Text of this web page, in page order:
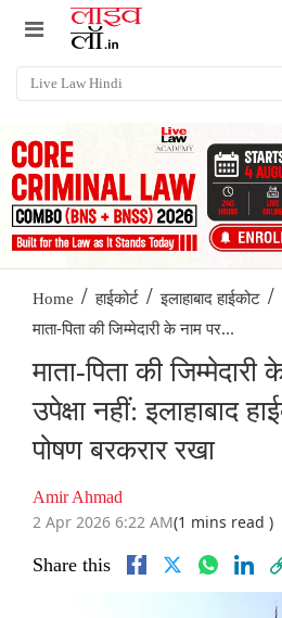
Home / हाईकोर्ट / इलाहाबाद हाईकोट /
माता-पिता की जिम्मेदारी के नाम पर...
माता-पिता की
उपेक्षा नहीं: इलाहाबाद
पोषण बरकरार रखा
Amir Ahmad
2 Apr 2026 6:22 AM(1 mins read )
Share this